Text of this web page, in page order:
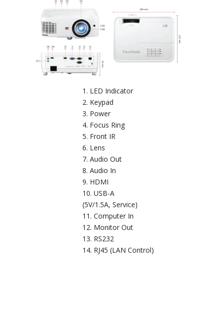
LED Indicator
Keypad
Power
Focus Ring
Front IR
Lens
Audio Out
Audio In
HDMI
USB-A
(5V/1.5A, Service)
Computer In
Monitor Out
RS232
RJ45 (LAN Control)